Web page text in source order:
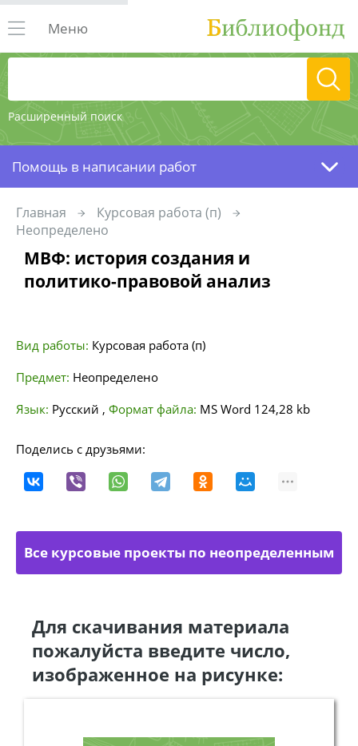
Расширенный поиск
Меню
Помощь в написании работ
Главная
Курсовая работа (п)
Неопределено
МВФ: история создания и
политико-правовой анализ
Вид работы: Курсовая работа (п)
Предмет: Неопределено
Язык: Русский , Формат файла: MS Word 124,28 kb
Поделись с друзьями:
Все курсовые проекты по неопределенным
Для скачивания материала
пожалуйста введите число,
изображенное на рисунке: